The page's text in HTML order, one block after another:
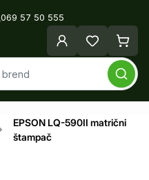
069 57 50 555
EPSON LQ-590II matrični
štampač